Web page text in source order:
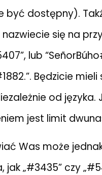
być dostępny).
się na
lub
Będzicie
od języka.
jest limit
Was może
jak „#3435” czy